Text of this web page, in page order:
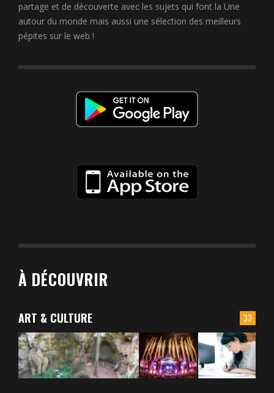
partage et de découverte avec les sujets qui font la Une
autour du monde mais aussi une sélection des meilleurs
pépites sur le web !
À DÉCOUVRIR
33
ART & CULTURE